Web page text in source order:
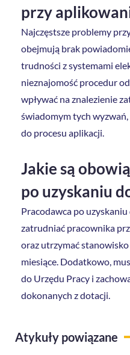
przy
Najczęstsze problemy
obejmują brak
trudności z systemami
nieznajomość procedur
wpływać na znalezienie
świadomym tych
do procesu aplikacji.
Jakie są
po uzyskaniu
Pracodawca po
zatrudniać pracownika
oraz utrzymać
miesiące. Dodatkowo,
do Urzędu Pracy i
dokonanych z dotacji.
Atykuły powiązane